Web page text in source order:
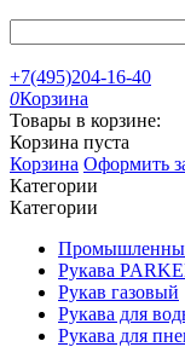
+7(495)204-16-40
0Корзина
Товары в корзине:
Корзина пуста
Корзина Оформить
Категории
Категории
Рукава
Рукав газовый
Рукава для
Рукава для